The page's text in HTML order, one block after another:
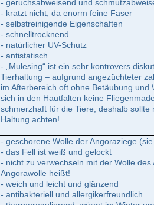
- geruchsabweisend und
- kratzt nicht, da enorm feine Faser
- selbstreinigende Eigenschaften
- schnelltrocknend
- natürlicher UV-Schutz
- antistatisch
- „Mulesing“ ist ein sehr kontrovers
Tierhaltung – aufgrund angezüchteter
im Afterbereich oft ohne Betäubung
sich in den Hautfalten keine
schmerzhaft für die Tiere, deshalb sollte
Haltung achten!
- geschorene Wolle der Angoraziege
- das Fell ist weiß und gelockt
- nicht zu verwechseln mit der Wolle
Angorawolle heißt!
- weich und leicht und glänzend
- antibakteriell und allergikerfreundlich